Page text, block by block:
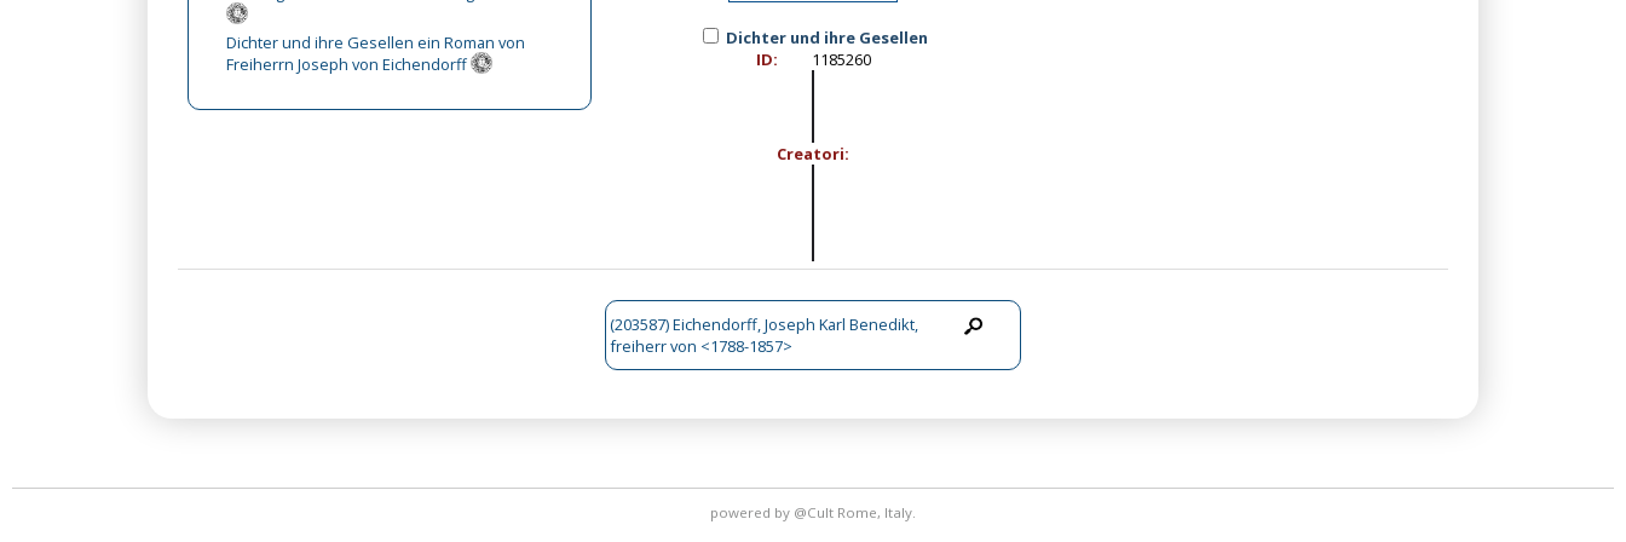
Dichter und ihre Gesellen ein Roman von
Freiherrn Joseph von Eichendorff
Dichter und ihre Gesellen
ID:
1185260
Creatori:
(203587) Eichendorff, Joseph Karl Benedikt,
freiherr von <1788-1857>
powered by @Cult Rome, Italy.